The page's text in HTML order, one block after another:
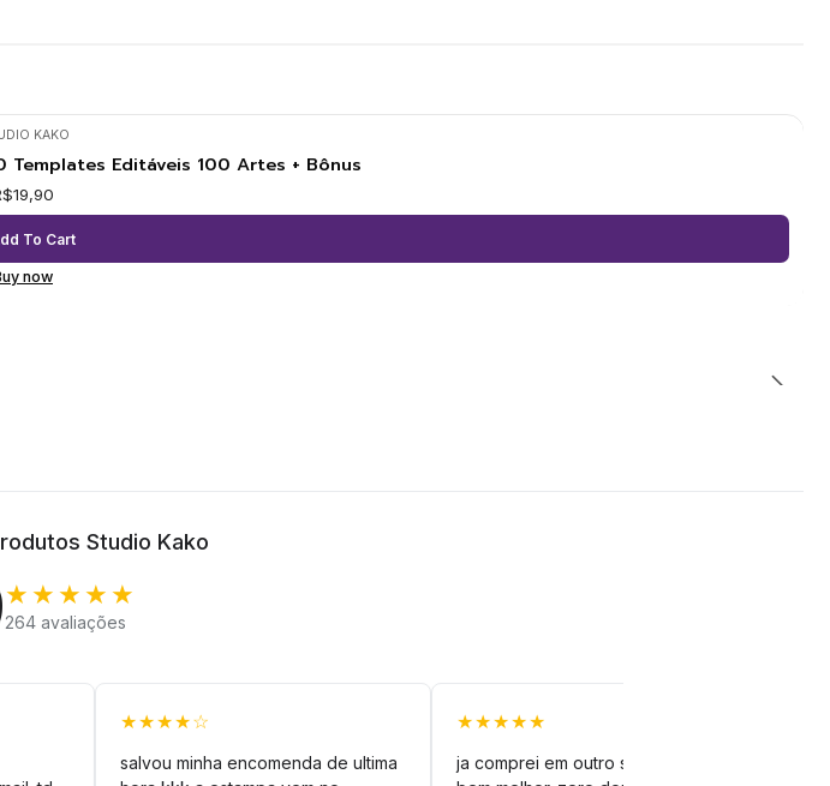
KAKO
Templates Editáveis 100 Artes + Bônus
To Cart
now
Studio Kako
★★★★★
264 avaliações
★★★★☆
salvou minha encomenda de ultima
★★★★★
ja comprei em outro site mas esse é